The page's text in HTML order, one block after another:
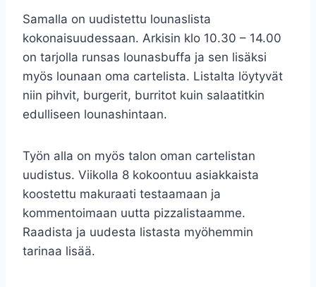
Samalla on uudistettu lounaslista
kokonaisuudessaan. Arkisin klo 10.30 – 14.00
on tarjolla runsas lounasbuffa ja sen lisäksi
myös lounaan oma cartelista. Listalta löytyvät
niin pihvit, burgerit, burritot kuin salaatitkin
edulliseen lounashintaan.
Työn alla on myös talon oman cartelistan
uudistus. Viikolla 8 kokoontuu asiakkaista
koostettu makuraati testaamaan ja
kommentoimaan uutta pizzalistaamme.
Raadista ja uudesta listasta myöhemmin
tarinaa lisää.